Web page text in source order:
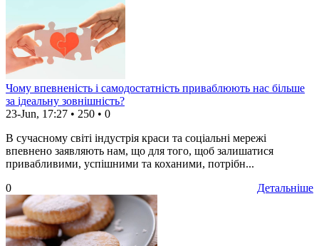
Чому впевненість і самодостатність приваблюють нас більше
за ідеальну зовнішність?
23-Jun, 17:27 • 250 • 0
В сучасному світі індустрія краси та соціальні мережі
впевнено заявляють нам, що для того, щоб залишатися
привабливими, успішними та коханими, потрібн...
Детальніше
0